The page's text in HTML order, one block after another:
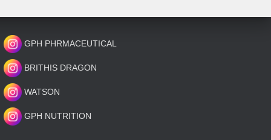
GPH PHRMACEUTICAL
BRITHIS DRAGON
WATSON
GPH NUTRITION